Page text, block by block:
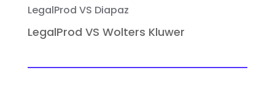
LegalProd VS Diapaz
LegalProd VS Wolters Kluwer